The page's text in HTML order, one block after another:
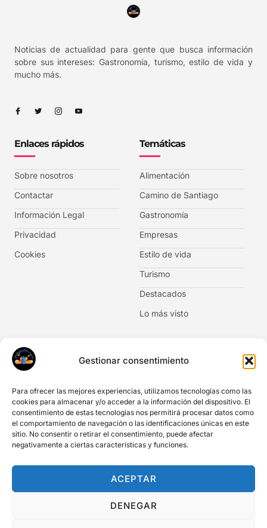
Gestionar consentimiento
Para ofrecer las mejores experiencias, utilizamos tecnologías como las
cookies para almacenar y/o acceder a la información del dispositivo. El
consentimiento de estas tecnologías nos permitirá procesar datos como
el comportamiento de navegación o las identificaciones únicas en este
sitio. No consentir o retirar el consentimiento, puede afectar
negativamente a ciertas características y funciones.
ACEPTAR
DENEGAR
Noticias de actualidad para gente que busca información
sobre sus intereses: Gastronomía, turismo, estilo de vida y
mucho más.
Enlaces rápidos
Sobre nosotros
Contactar
Información Legal
Privacidad
Cookies
Temáticas
Alimentación
Camino de Santiago
Gastronomía
Empresas
Estilo de vida
Turismo
Destacados
Lo más visto
Newsletter
noticias.
Acepto Información legal y privacidad
Acepto comunicaciones y newsletter
SUSCRIBIRME